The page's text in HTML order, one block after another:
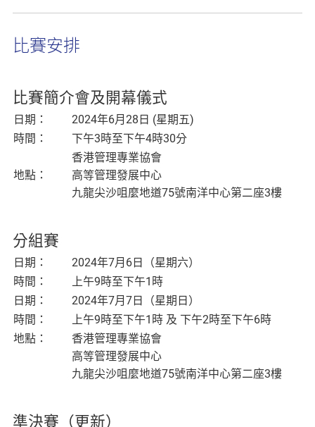
比賽安排
比賽簡介會及開幕儀式
日期：
2024年6月28日 (星期五)
時間：
下午3時至下午4時30分
地點：
香港管理專業協會
高等管理發展中心
九龍尖沙咀麼地道75號南洋中心第二座3樓
分組賽
日期：
2024年7月6日（星期六）
時間：
上午9時至下午1時
日期：
2024年7月7日（星期日）
時間：
上午9時至下午1時 及 下午2時至下午6時
地點：
香港管理專業協會
高等管理發展中心
九龍尖沙咀麼地道75號南洋中心第二座3樓
準決賽（更新）